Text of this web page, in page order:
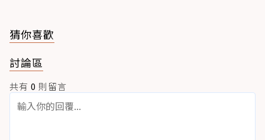
猜你喜歡
討論區
共有 0 則留言